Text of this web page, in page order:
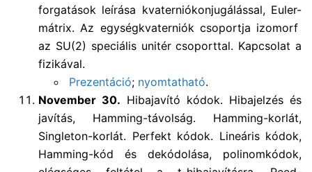
forgatások leírása kvaterniókonjugálással, Euler-
mátrix. Az egységkvaterniók csoportja izomorf
az SU(2) speciális unitér csoporttal. Kapcsolat a
fizikával.
Prezentáció; nyomtatható.
November 30. Hibajavító kódok. Hibajelzés és
javítás, Hamming-távolság. Hamming-korlát,
Singleton-korlát. Perfekt kódok. Lineáris kódok,
Hamming-kód és dekódolása, polinomkódok,